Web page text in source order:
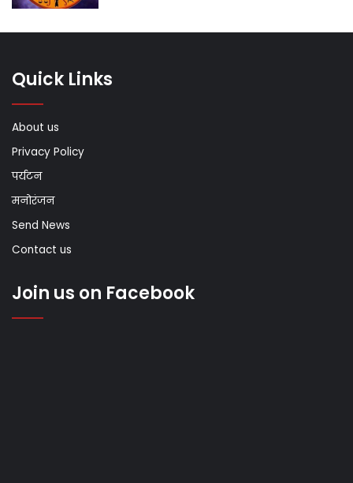
Quick Links
About us
Privacy Policy
पर्यटन
मनोरंजन
Send News
Contact us
Join us on Facebook